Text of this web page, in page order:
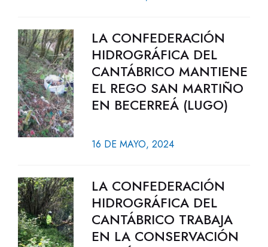
LA CONFEDERACIÓN
HIDROGRÁFICA DEL
CANTÁBRICO MANTIENE
EL REGO SAN MARTIÑO
EN BECERREÁ (LUGO)
16 DE MAYO, 2024
LA CONFEDERACIÓN
HIDROGRÁFICA DEL
CANTÁBRICO TRABAJA
EN LA CONSERVACIÓN